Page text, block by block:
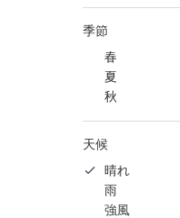
季節
春
夏
秋
天候
晴れ
雨
強風